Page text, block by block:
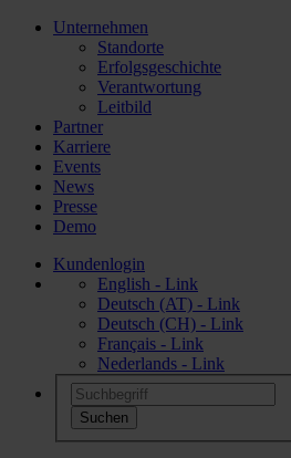
Unternehmen
Standorte
Erfolgsgeschichte
Verantwortung
Leitbild
Partner
Karriere
Events
News
Presse
Demo
Kundenlogin
English - Link
Deutsch (AT) - Link
Deutsch (CH) - Link
Français - Link
Nederlands - Link